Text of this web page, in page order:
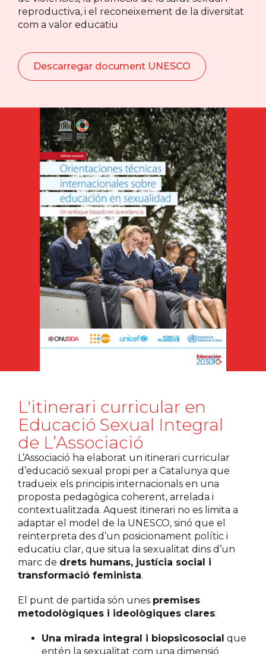
reproductiva, i el reconeixement de la diversitat
com a valor educatiu
Descarregar document UNESCO
L'itinerari curricular en
Educació Sexual Integral
de L’Associació
L’Associació ha elaborat un itinerari curricular
d’educació sexual propi per a Catalunya que
tradueix els principis internacionals en una
proposta pedagògica coherent, arrelada i
contextualitzada. Aquest itinerari no es limita a
adaptar el model de la UNESCO, sinó que el
reinterpreta des d’un posicionament polític i
educatiu clar, que situa la sexualitat dins d’un
marc de drets humans, justícia social i
transformació feminista.
El punt de partida són unes premises
metodològiques i ideològiques clares:
Una mirada integral i biopsicosocial que
entén la sexualitat com una dimensió